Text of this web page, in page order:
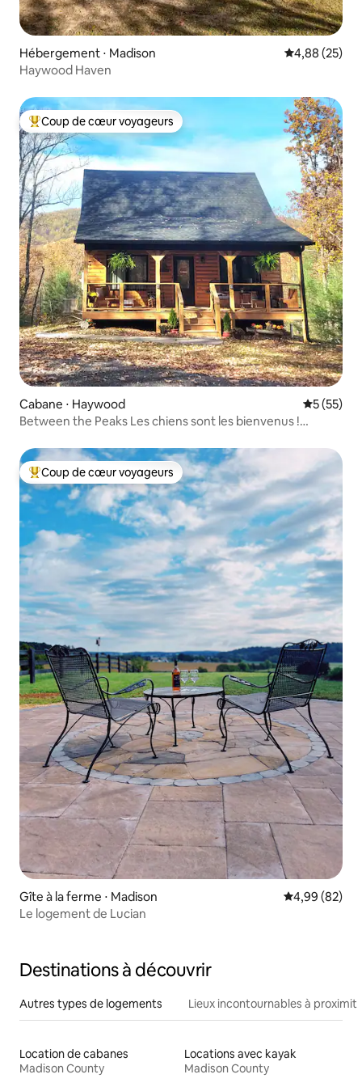
Hébergement ⋅ Madison Évaluation
4,88 (25)
Haywood Haven
Coups de cœur voyageurs les plus appréciés
Coup de cœur voyageurs
Cabane ⋅ Haywood
5 (55)
Between the Peaks Les chiens sont les bienvenus !
Coups de cœur voyageurs les plus appréciés
Coup de cœur voyageurs
Gîte à la ferme ⋅ Madison Évaluation
4,99 (82)
Le logement de Lucian
Destinations à découvrir
Autres types de logements Lieux incontournables à
Location de cabanes
Madison County
Locations avec kayak
Madison County